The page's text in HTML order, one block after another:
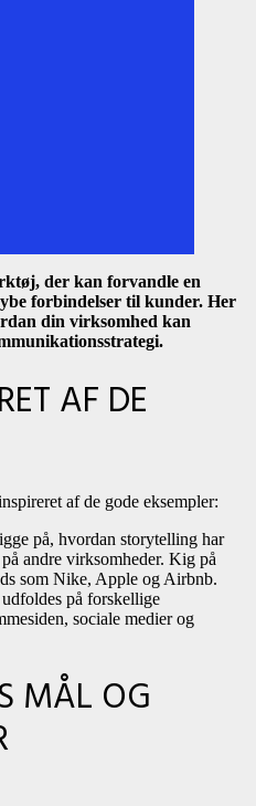
der kan forvandle en
forbindelser til kunder. Her
din virksomhed kan
AF DE
af de gode eksempler:
på, hvordan storytelling har
andre virksomheder. Kig på
som Nike, Apple og Airbnb.
på forskellige
sociale medier og
MÅL OG